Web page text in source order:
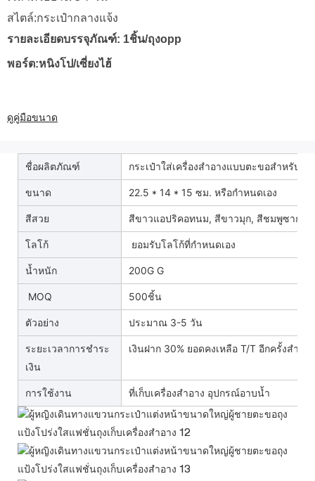
สไตล์:กระเป๋ากลางแจ้ง
รายละเอียดบรรจุภัณฑ์: 1ชิ้น/ถุงopp
พอร์ต:หนิงโป/เซี่ยงไฮ้
ดูคู่มือขนาด
ชื่อผลิตภัณฑ์ กระเป๋าใส่เครื่องสำอางแบบตะขอสำหรับเดิ
ขนาด 22.5 * 14 * 15 ซม. หรือกำหนดเอง
สีสวย สีขาวแอปริคอทนม, สีขาวมุก, สีชมพูซากุระ
โลโก้ ยอมรับโลโก้ที่กำหนดเอง
น้ำหนัก 200G G
MOQ 500ชิ้น
ตัวอย่าง ประมาณ 3-5 วัน
ระยะเวลาการชำระ
เงิน
เงินฝาก 30% ยอดคงเหลือ T/T อีกครั้งสำเน
การใช้งาน ที่เก็บเครื่องสำอาง อุปกรณ์อาบน้ำ